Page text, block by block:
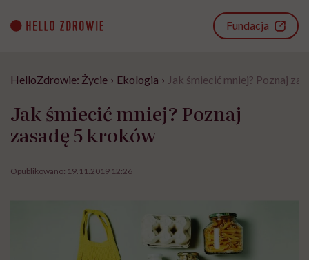
content
Fundacja
HelloZdrowie: Życie › Ekologia › Jak śmiecić mniej? Poznaj
Jak śmiecić mniej? Poznaj
zasadę 5 kroków
Opublikowano: 19.11.2019 12:26